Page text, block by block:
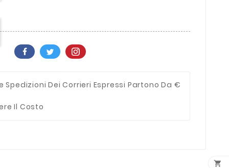
Spedizioni Dei Corrieri Espressi Partono Da €
Il Costo
